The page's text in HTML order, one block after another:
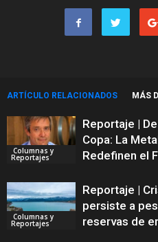
ARTÍCULO RELACIONADOS MÁS
Columnas y
Reportajes
Reportaje |
Copa: La
Redefinen el
Columnas y
Reportajes
Reportaje |
persiste a
reservas de